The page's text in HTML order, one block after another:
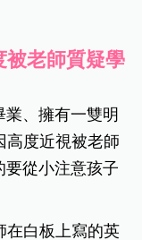
被老師質疑學
、擁有一雙明
高度近視被老師
要從小注意孩子
在白板上寫的英